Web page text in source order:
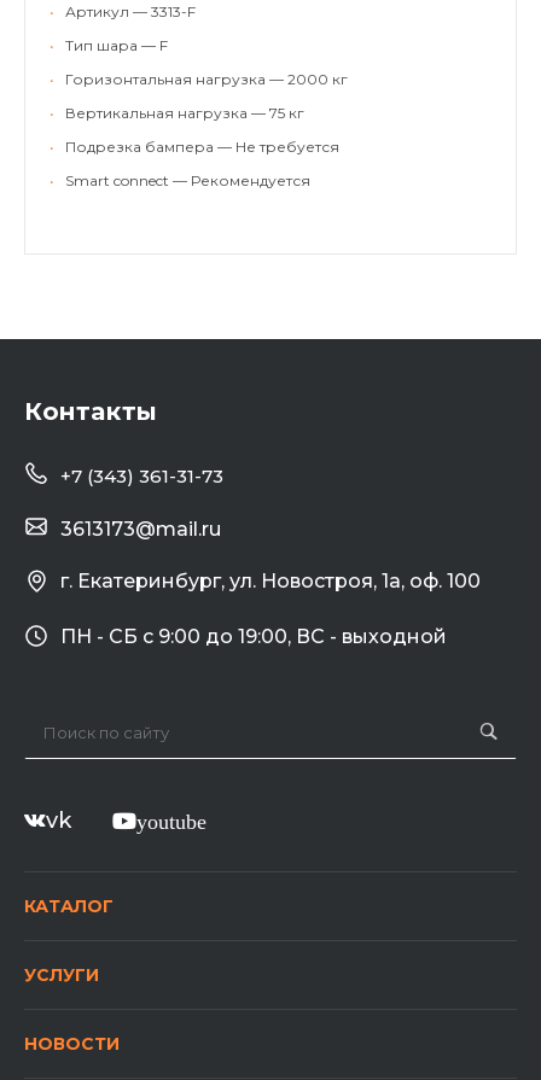
•
Артикул — 3313-F
•
Тип шара — F
•
Горизонтальная нагрузка — 2000 кг
•
Вертикальная нагрузка — 75 кг
•
Подрезка бампера — Не требуется
•
Smart connect — Рекомендуется
Контакты
+7 (343) 361-31-73
г. Екатеринбург, ул. Новостроя, 1а, оф. 100
3613173@mail.ru
ПН - СБ с 9:00 до 19:00, ВС - выходной
vk youtube
КАТАЛОГ
УСЛУГИ
НОВОСТИ